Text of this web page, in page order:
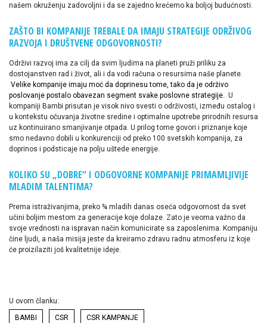
našem okruženju zadovoljni i da se zajedno krećemo ka boljoj budućnosti.
ZAŠTO BI KOMPANIJE TREBALE DA IMAJU STRATEGIJE ODRŽIVOG
RAZVOJA I DRUŠTVENE ODGOVORNOSTI?
Održivi razvoj ima za cilj da svim ljudima na planeti pruži priliku za
dostojanstven rad i život, ali i da vodi računa o resursima naše planete.
Velike kompanije imaju moć da doprinesu tome, tako da je održivo
poslovanje postalo obavezan segment svake poslovne strategije.
U
kompaniji Bambi prisutan je visok nivo svesti o održivosti, između ostalog i
u kontekstu očuvanja životne sredine i optimalne upotrebe prirodnih resursa
uz kontinuirano smanjivanje otpada. U prilog tome govori i priznanje koje
smo nedavno dobili u konkurenciji od preko 100 svetskih kompanija, za
doprinos i podsticaje na polju uštede energije.
KOLIKO SU „DOBRE“ I ODGOVORNE KOMPANIJE PRIMAMLJIVIJE
MLADIM TALENTIMA?
Prema istraživanjima, preko ¾ mladih danas oseća odgovornost da svet
učini boljim mestom za generacije koje dolaze. Zato je veoma važno da
svoje vrednosti na ispravan način komunicirate sa zaposlenima. Kompaniju
čine ljudi, a naša misija jeste da kreiramo zdravu radnu atmosferu iz koje
će proizilaziti još kvalitetnije ideje.
U ovom članku:
BAMBI CSR CSR KAMPANJE